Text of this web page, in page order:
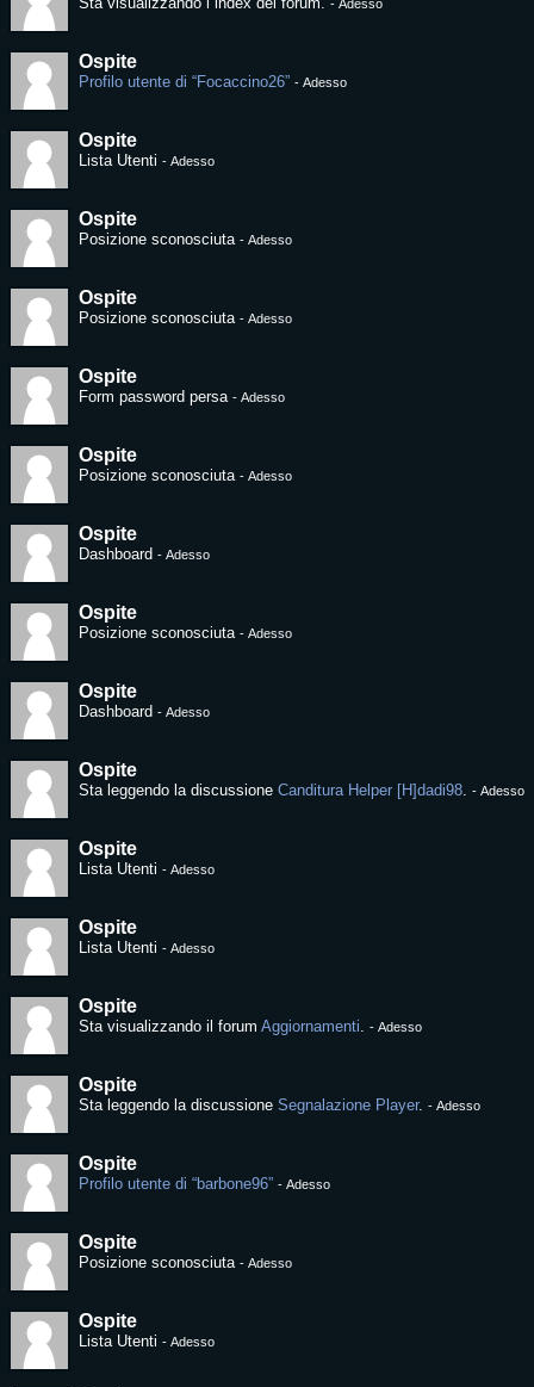
- Adesso
Ospite
Profilo utente di “Focaccino26” - Adesso
Ospite
Lista Utenti - Adesso
Ospite
Posizione sconosciuta - Adesso
Ospite
Posizione sconosciuta - Adesso
Ospite
Form password persa - Adesso
Ospite
Posizione sconosciuta - Adesso
Ospite
Dashboard - Adesso
Ospite
Posizione sconosciuta - Adesso
Ospite
Dashboard - Adesso
Ospite
Sta leggendo la discussione Canditura Helper [H]dadi98. - Adesso
Ospite
Lista Utenti - Adesso
Ospite
Lista Utenti - Adesso
Ospite
Sta visualizzando il forum Aggiornamenti. - Adesso
Ospite
Sta leggendo la discussione Segnalazione Player. - Adesso
Ospite
Profilo utente di “barbone96” - Adesso
Ospite
Posizione sconosciuta - Adesso
Ospite
Lista Utenti - Adesso